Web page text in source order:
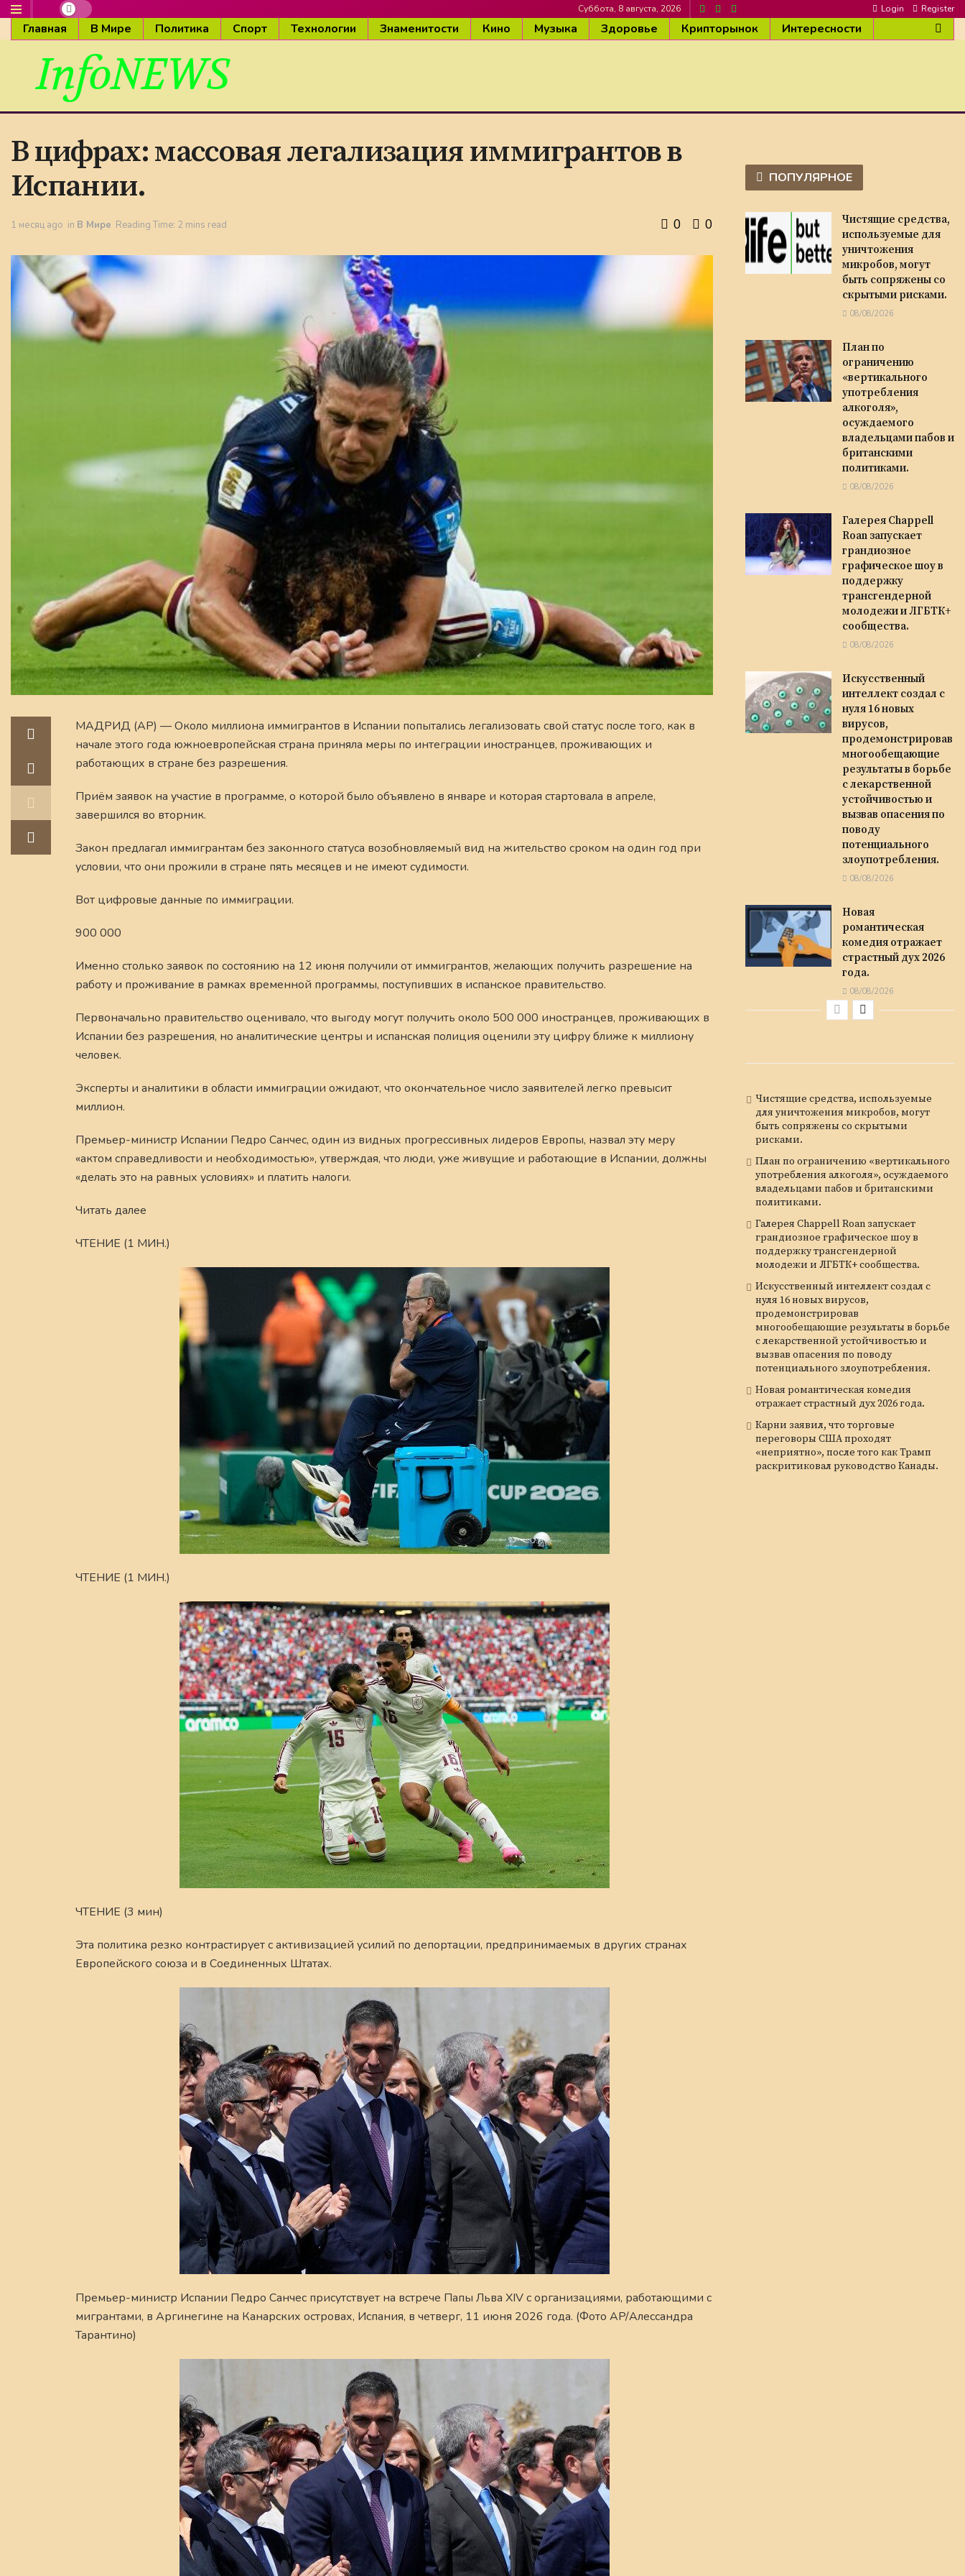
Суббота, 8 августа, 2026 Login Register
Главная В Мире Политика Спорт Технологии Знаменитости Кино Музыка Здоровье Крипторынок Интересности
InfoNEWS
В цифрах: массовая легализация иммигрантов в
Испании.
1 месяц ago in В Мире Reading Time: 2 mins read 0 0
МАДРИД (AP) — Около миллиона иммигрантов в Испании попытались легализовать свой статус после того, как в
начале этого года южноевропейская страна приняла меры по интеграции иностранцев, проживающих и
работающих в стране без разрешения.
Приём заявок на участие в программе, о которой было объявлено в январе и которая стартовала в апреле,
завершился во вторник.
Закон предлагал иммигрантам без законного статуса возобновляемый вид на жительство сроком на один год при
условии, что они прожили в стране пять месяцев и не имеют судимости.
Вот цифровые данные по иммиграции.
900 000
Именно столько заявок по состоянию на 12 июня получили от иммигрантов, желающих получить разрешение на
работу и проживание в рамках временной программы, поступивших в испанское правительство.
Первоначально правительство оценивало, что выгоду могут получить около 500 000 иностранцев, проживающих в
Испании без разрешения, но аналитические центры и испанская полиция оценили эту цифру ближе к миллиону
человек.
Эксперты и аналитики в области иммиграции ожидают, что окончательное число заявителей легко превысит
миллион.
Премьер-министр Испании Педро Санчес, один из видных прогрессивных лидеров Европы, назвал эту меру
«актом справедливости и необходимостью», утверждая, что люди, уже живущие и работающие в Испании, должны
«делать это на равных условиях» и платить налоги.
Читать далее
ЧТЕНИЕ (1 МИН.)
ЧТЕНИЕ (1 МИН.)
ЧТЕНИЕ (3 мин)
Эта политика резко контрастирует с активизацией усилий по депортации, предпринимаемых в других странах
Европейского союза и в Соединенных Штатах.
Премьер-министр Испании Педро Санчес присутствует на встрече Папы Льва XIV с организациями, работающими с
мигрантами, в Аргинегине на Канарских островах, Испания, в четверг, 11 июня 2026 года. (Фото AP/Алессандра
Тарантино)
ПОПУЛЯРНОЕ
Чистящие средства,
используемые для
уничтожения
микробов, могут
быть сопряжены со
скрытыми рисками.
08/08/2026
План по
ограничению
«вертикального
употребления
алкоголя»,
осуждаемого
владельцами пабов и
британскими
политиками.
08/08/2026
Галерея Chappell
Roan запускает
грандиозное
графическое шоу в
поддержку
трансгендерной
молодежи и ЛГБТК+
сообщества.
08/08/2026
Искусственный
интеллект создал с
нуля 16 новых
вирусов,
продемонстрировав
многообещающие
результаты в борьбе
с лекарственной
устойчивостью и
вызвав опасения по
поводу
потенциального
злоупотребления.
08/08/2026
Новая
романтическая
комедия отражает
страстный дух 2026
года.
08/08/2026
Чистящие средства, используемые
для уничтожения микробов, могут
быть сопряжены со скрытыми
рисками.
План по ограничению «вертикального
употребления алкоголя», осуждаемого
владельцами пабов и британскими
политиками.
Галерея Chappell Roan запускает
грандиозное графическое шоу в
поддержку трансгендерной
молодежи и ЛГБТК+ сообщества.
Искусственный интеллект создал с
нуля 16 новых вирусов,
продемонстрировав
многообещающие результаты в борьбе
с лекарственной устойчивостью и
вызвав опасения по поводу
потенциального злоупотребления.
Новая романтическая комедия
отражает страстный дух 2026 года.
Карни заявил, что торговые
переговоры США проходят
«неприятно», после того как Трамп
раскритиковал руководство Канады.